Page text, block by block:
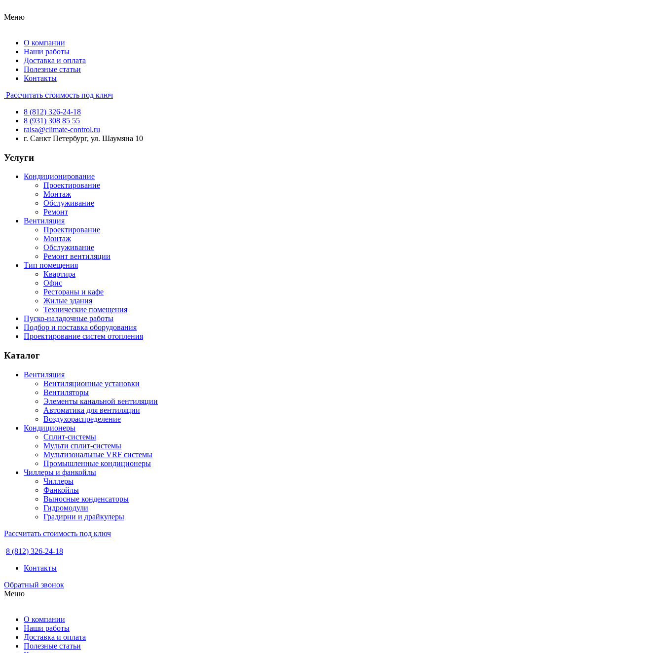
Меню
О компании
Наши работы
Доставка и оплата
Полезные статьи
Контакты
Рассчитать стоимость под ключ
8 (812) 326-24-18
8 (931) 308 85 55
raisa@climate-control.ru
г. Санкт Петербург, ул. Шаумяна 10
Услуги
Кондиционирование
Проектирование
Монтаж
Обслуживание
Ремонт
Вентиляция
Проектирование
Монтаж
Обслуживание
Ремонт вентиляции
Тип помещения
Квартира
Офис
Рестораны и кафе
Жилые здания
Технические помещения
Пуско-наладочные работы
Подбор и поставка оборудования
Проектирование систем отопления
Каталог
Вентиляция
Вентиляционные установки
Вентиляторы
Элементы канальной вентиляции
Автоматика для вентиляции
Воздухораспределение
Кондиционеры
Сплит-системы
Мульти сплит-системы
Мультизональные VRF системы
Промышленные кондиционеры
Чиллеры и фанкойлы
Чиллеры
Фанкойлы
Выносные конденсаторы
Гидромодули
Градирни и драйкулеры
Рассчитать стоимость под ключ
8 (812) 326-24-18
Контакты
Обратный звонок
Меню
О компании
Наши работы
Доставка и оплата
Полезные статьи